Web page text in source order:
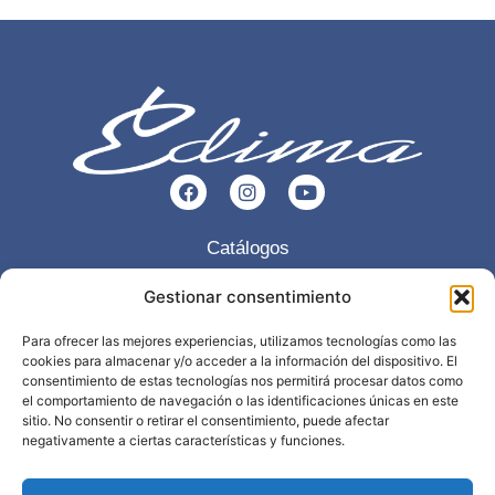
Gestionar consentimiento
Para ofrecer las mejores experiencias, utilizamos tecnologías como las
cookies para almacenar y/o acceder a la información del dispositivo. El
consentimiento de estas tecnologías nos permitirá procesar datos como
el comportamiento de navegación o las identificaciones únicas en este
sitio. No consentir o retirar el consentimiento, puede afectar
negativamente a ciertas características y funciones.
Catálogos
Servicios
Trabajos realizados
Contacto
968 898 297
info@edima.es